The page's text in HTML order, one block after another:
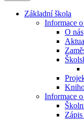
Základní škola
Informace
O nás
Informace